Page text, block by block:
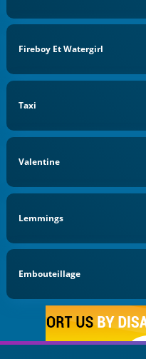
Fireboy Et Watergirl
Taxi
Valentine
Lemmings
Embouteillage